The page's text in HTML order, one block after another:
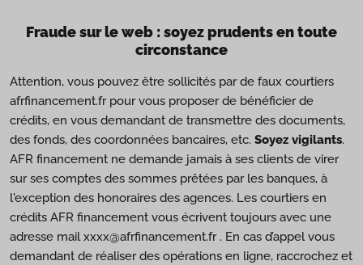
Fraude sur le web : soyez prudents en toute
circonstance
Attention, vous pouvez être sollicités par de faux courtiers
afrfinancement.fr pour vous proposer de bénéficier de
crédits, en vous demandant de transmettre des documents,
des fonds, des coordonnées bancaires, etc. Soyez vigilants.
AFR financement ne demande jamais à ses clients de virer
sur ses comptes des sommes prêtées par les banques, à
l'exception des honoraires des agences. Les courtiers en
crédits AFR financement vous écrivent toujours avec une
adresse mail xxxx@afrfinancement.fr . En cas d’appel vous
demandant de réaliser des opérations en ligne, raccrochez et